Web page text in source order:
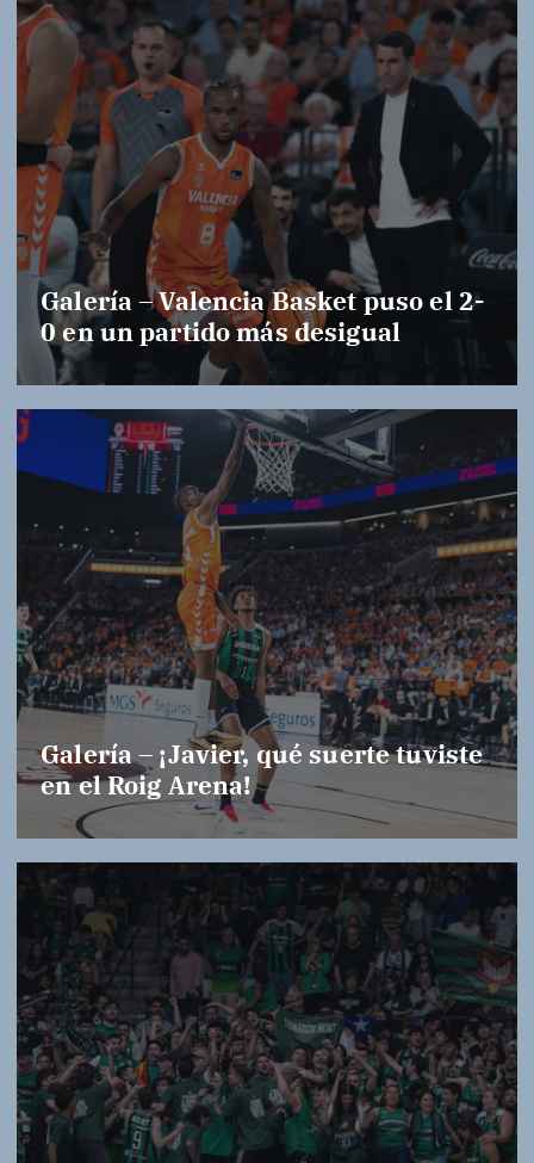
Galería – Valencia Basket puso el 2-
0 en un partido más desigual
Galería – ¡Javier, qué suerte tuviste
en el Roig Arena!